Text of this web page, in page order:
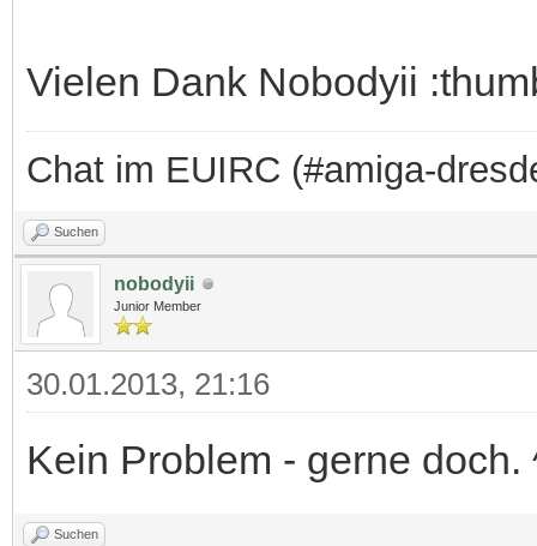
Vielen Dank Nobodyii
Chat im EUIRC (#amiga-
Suchen
nobodyii
Junior Member
30.01.2013, 21:16
Kein Problem - gerne doch.
Suchen